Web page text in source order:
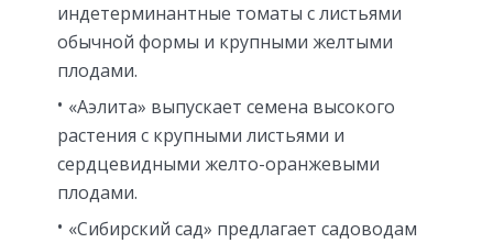
индетерминантные томаты с листьями
обычной формы и крупными желтыми
плодами.
«Аэлита» выпускает семена высокого
растения с крупными листьями и
сердцевидными желто-оранжевыми
плодами.
«Сибирский сад» предлагает садоводам